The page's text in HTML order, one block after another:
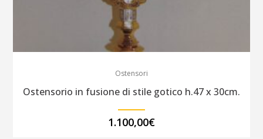
Ostensori
Ostensorio in fusione di stile gotico h.47 x 30cm.
1.100,00€